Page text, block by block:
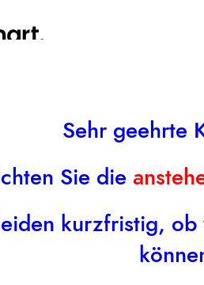
Sehr geehrte
Sie die
kurzfristig,